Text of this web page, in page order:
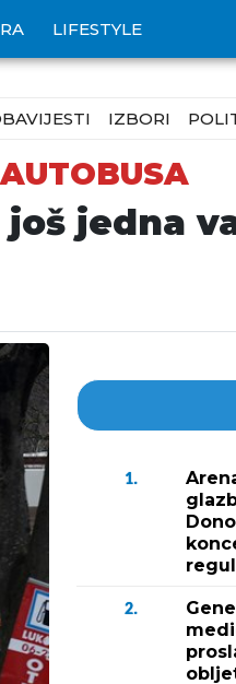
LIFESTYLE
IZBORI
jedna
1.
2.